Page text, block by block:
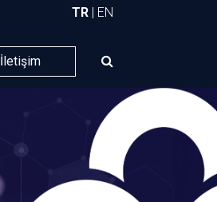
TR | EN
İletişim